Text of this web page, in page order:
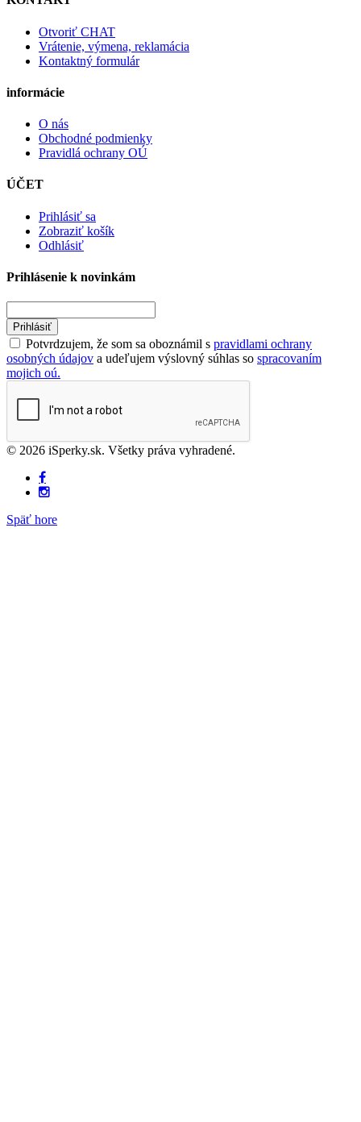
Otvoriť CHAT
Vrátenie, výmena, reklamácia
Kontaktný formulár
informácie
O nás
Obchodné podmienky
Pravidlá ochrany OÚ
ÚČET
Prihlásiť sa
Zobraziť košík
Odhlásiť
Prihlásenie k novinkám
Prihlásiť
Potvrdzujem, že som sa oboznámil s pravidlami ochrany
osobných údajov a udeľujem výslovný súhlas so spracovaním
mojich oú.
© 2026 iSperky.sk. Všetky práva vyhradené.
Späť hore